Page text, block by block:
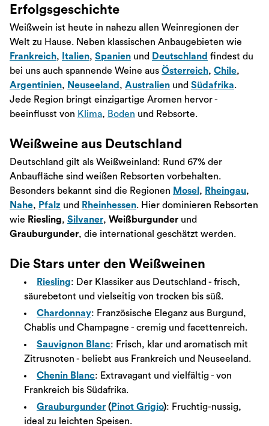
Erfolgsgeschichte
Weißwein ist heute in nahezu allen Weinregionen der
Welt zu Hause. Neben klassischen Anbaugebieten wie
Frankreich, Italien, Spanien und Deutschland findest du
bei uns auch spannende Weine aus Österreich, Chile,
Argentinien, Neuseeland , Australien und Südafrika.
Jede Region bringt einzigartige Aromen hervor -
beeinflusst von Klima, Boden und Rebsorte.
Weißweine aus Deutschland
Deutschland gilt als Weißweinland: Rund 67% der
Anbaufläche sind weißen Rebsorten vorbehalten.
Besonders bekannt sind die Regionen Mosel , Rheingau,
Nahe, Pfalz und Rheinhessen. Hier dominieren Rebsorten
wie Riesling, Silvaner, Weißburgunder und
Grauburgunder, die international geschätzt werden.
Die Stars unter den Weißweinen
Riesling: Der Klassiker aus Deutschland - frisch,
säurebetont und vielseitig von trocken bis süß.
Chardonnay: Französische Eleganz aus Burgund,
Chablis und Champagne - cremig und facettenreich.
Sauvignon Blanc: Frisch, klar und aromatisch mit
Zitrusnoten - beliebt aus Frankreich und Neuseeland.
Chenin Blanc: Extravagant und vielfältig - von
Frankreich bis Südafrika.
Grauburgunder (Pinot Grigio): Fruchtig-nussig,
ideal zu leichten Speisen.